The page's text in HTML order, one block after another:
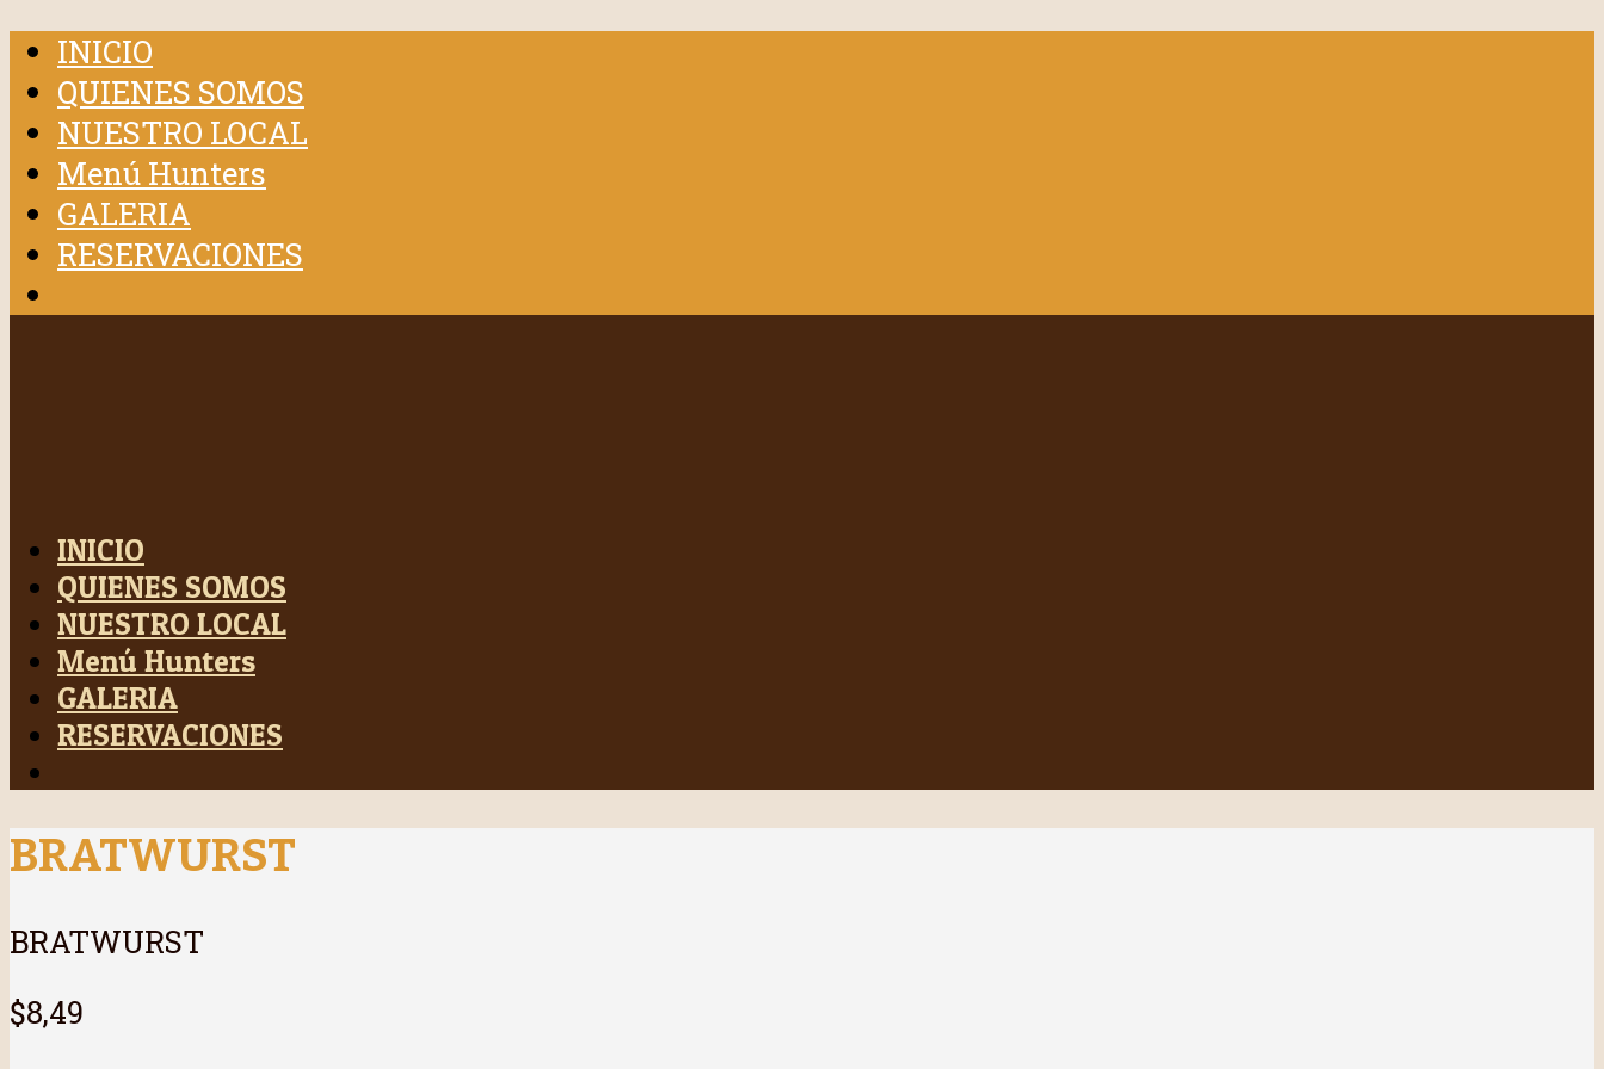
INICIO
QUIENES SOMOS
NUESTRO LOCAL
Menú Hunters
GALERIA
RESERVACIONES
INICIO
QUIENES SOMOS
NUESTRO LOCAL
Menú Hunters
GALERIA
RESERVACIONES
BRATWURST
BRATWURST
$8,49